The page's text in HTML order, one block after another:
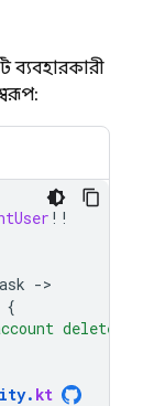
ব্যবহারকারী
!!
-
{
deleted."
. kt